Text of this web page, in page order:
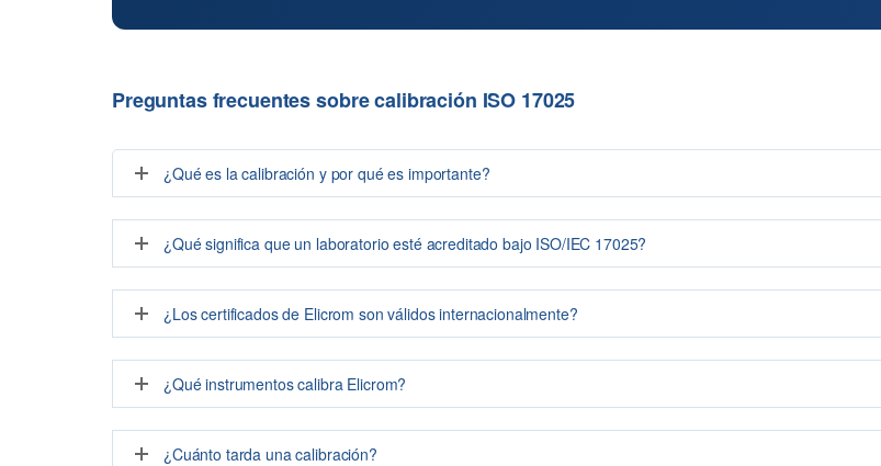
Preguntas frecuentes sobre calibración ISO 17025
¿Qué es la calibración y por qué es importante?
¿Qué significa que un laboratorio esté acreditado bajo ISO/IEC 17025?
¿Los certificados de Elicrom son válidos internacionalmente?
¿Qué instrumentos calibra Elicrom?
¿Cuánto tarda una calibración?